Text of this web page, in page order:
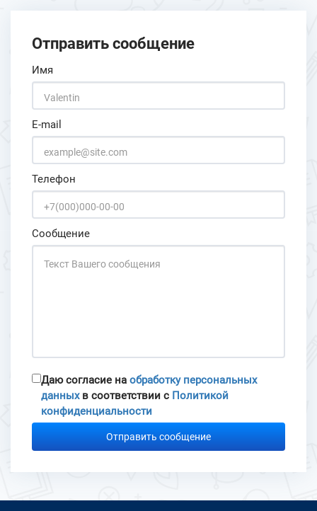
Отправить сообщение
Имя
E-mail
Телефон
Сообщение
Даю согласие на обработку персональных
данныхв соответствии с Политикой
конфиденциальности
Отправить сообщение